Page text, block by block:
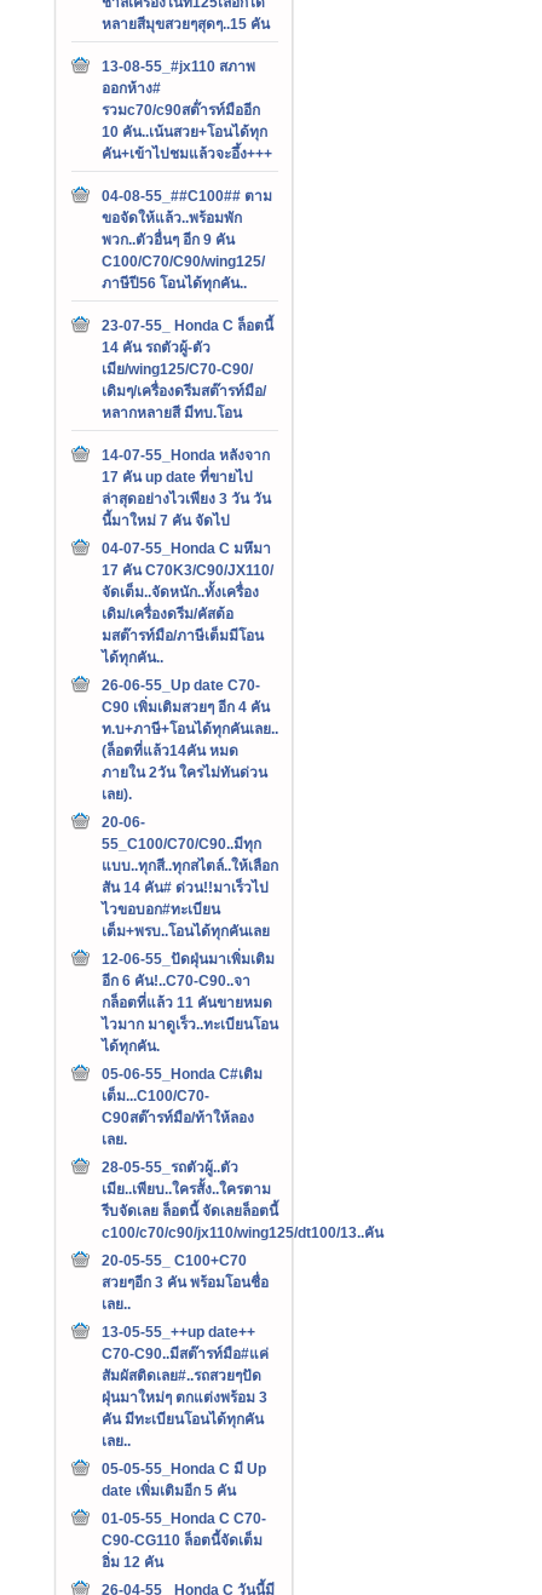
หลายสีมุขสวยๆสุดๆ..15 คัน
13-08-55_#jx110 สภาพ
ออกห้าง#
รวมc70/c90สต๊่ารท์มืออีก
10 คัน..เน้นสวย+โอนได้ทุก
คัน+เข้าไปชมแล้วจะอึ้ง+++
04-08-55_##C100## ตาม
ขอจัดให้แล้ว..พร้อมพัก
พวก..ตัวอื่นๆ อีก 9 คัน
C100/C70/C90/wing125/
ภาษีปี56 โอนได้ทุกคัน..
23-07-55_ Honda C ล็อตนี้
14 คัน รถตัวผู้-ตัว
เมีย/wing125/C70-C90/
เดิมๆ/เครื่องดรีมสต๊ารท์มือ/
หลากหลายสี มีทบ.โอน
14-07-55_Honda หลังจาก
17 คัน up date ที่ขายไป
ล่าสุดอย่างไวเพียง 3 วัน วัน
นี้มาใหม่ 7 คัน จัดไป
04-07-55_Honda C มหึมา
17 คัน C70K3/C90/JX110/
จัดเต็ม..จัดหนัก..ทั้งเครื่อง
เดิม/เครื่องดรีม/คัสต้อ
มสต๊ารท์มือ/ภาษีเต็มมีโอน
ได้ทุกคัน..
26-06-55_Up date C70-
C90 เพิ่มเติมสวยๆ อีก 4 คัน
ท.บ+ภาษี+โอนได้ทุกคันเลย..
(ล็อตที่แล้ว14คัน หมด
ภายใน 2วัน ใครไม่ทันด่วน
เลย).
20-06-
55_C100/C70/C90..มีทุก
แบบ..ทุกสี..ทุกสไตล์..ให้เลือก
สัน 14 คัน# ด่วน!!มาเร็วไป
ไวขอบอก#ทะเบียน
เต็ม+พรบ..โอนได้ทุกคันเลย
12-06-55_ปัดฝุ่นมาเพิ่มเติม
อีก 6 คัน!..C70-C90..จา
กล็อตที่แล้ว 11 คันขายหมด
ไวมาก มาดูเร็ว..ทะเบียนโอน
ได้ทุกคัน.
05-06-55_Honda C#เติม
เต็ม...C100/C70-
C90สต๊ารท์มือ/ท้าให้ลอง
เลย.
28-05-55_รถตัวผู้..ตัว
เมีย..เพียบ..ใครสั้ง..ใครตาม
รีบจัดเลย ล็อตนี้ จัดเลยล็อตนี้
c100/c70/c90/jx110/wing125/dt100/13..คัน
20-05-55_ C100+C70
สวยๆอีก 3 คัน พร้อมโอนชื่อ
เลย..
13-05-55_++up date++
C70-C90..มีสต๊ารท์มือ#แค่
สัมผัสติดเลย#..รถสวยๆปัด
ฝุ่นมาใหม่ๆ ตกแต่งพร้อม 3
คัน มีทะเบียนโอนได้ทุกคัน
เลย..
05-05-55_Honda C มี Up
date เพิ่มเติมอีก 5 คัน
01-05-55_Honda C C70-
C90-CG110 ล็อตนี้จัดเต็ม
อิ่ม 12 คัน
26-04-55_ Honda C วันนี้มี